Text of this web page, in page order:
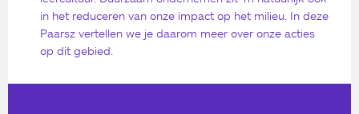
in het reduceren van onze impact op het milieu. In deze
Paarsz vertellen we je daarom meer over onze acties
op dit gebied.